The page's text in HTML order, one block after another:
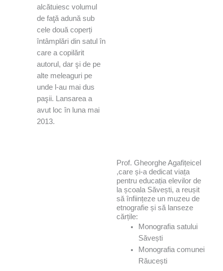
alcătuiesc volumul
de faţă adună sub
cele două coperți
întâmplări din satul în
care a copilărit
autorul, dar şi de pe
alte meleaguri pe
unde l-au mai dus
paşii. Lansarea a
avut loc în luna mai
2013.
Prof. Gheorghe Agafițeicel
,care și-a dedicat viața
pentru educația elevilor de
la școala Săvești, a reușit
să înființeze un muzeu de
etnografie și să lanseze
cărțile:
Monografia satului
Săvești
Monografia comunei
Răucești